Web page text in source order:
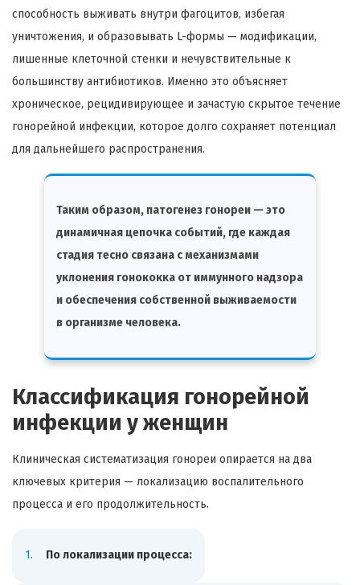
способность выживать внутри фагоцитов, избегая
уничтожения, и образовывать L-формы — модификации,
лишенные клеточной стенки и нечувствительные к
большинству антибиотиков. Именно это объясняет
хроническое, рецидивирующее и зачастую скрытое течение
гонорейной инфекции, которое долго сохраняет потенциал
для дальнейшего распространения.
Таким образом, патогенез гонореи — это
динамичная цепочка событий, где каждая
стадия тесно связана с механизмами
уклонения гонококка от иммунного надзора
и обеспечения собственной выживаемости
в организме человека.
Классификация гонорейной
инфекции у женщин
Клиническая систематизация гонореи опирается на два
ключевых критерия — локализацию воспалительного
процесса и его продолжительность.
По локализации процесса: